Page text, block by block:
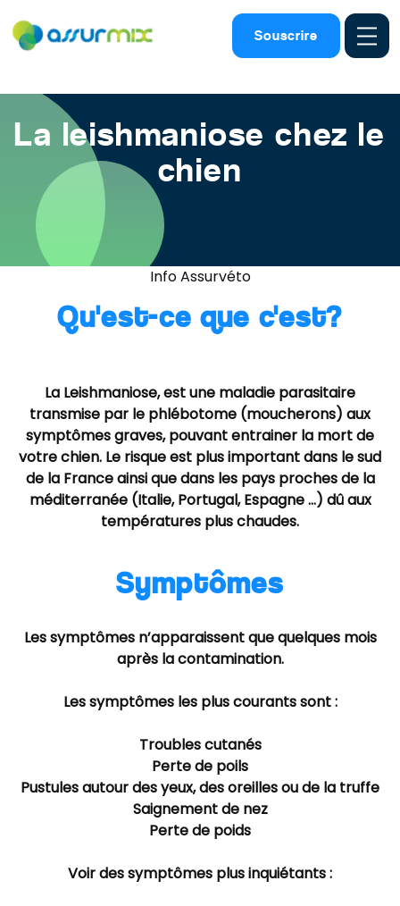
Souscrire
Assurance animaux >
La leishmaniose chez le
chien
Info Assurvéto
Qu'est-ce que c'est?
La Leishmaniose, est une maladie parasitaire
transmise par le phlébotome (moucherons) aux
symptômes graves, pouvant entrainer la mort de
votre chien. Le risque est plus important dans le sud
de la France ainsi que dans les pays proches de la
méditerranée (Italie, Portugal, Espagne …) dû aux
températures plus chaudes.
Symptômes
Les symptômes n’apparaissent que quelques mois
après la contamination.
Les symptômes les plus courants sont :
Troubles cutanés
Perte de poils
Pustules autour des yeux, des oreilles ou de la truffe
Saignement de nez
Perte de poids
Voir des symptômes plus inquiétants :